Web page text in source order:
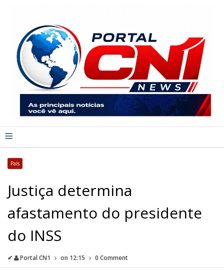
≡
País
Justiça determina
afastamento do presidente
do INSS
✔ Portal CN1 on 12:15 0 Comment